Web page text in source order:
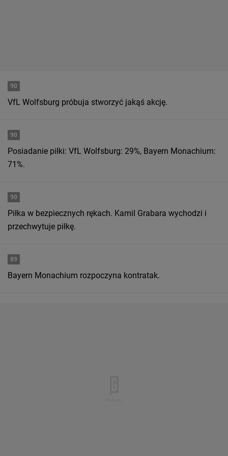
90
VfL Wolfsburg próbuja stworzyć jakąś akcję.
90
Posiadanie piłki: VfL Wolfsburg: 29%, Bayern Monachium:
71%.
90
Piłka w bezpiecznych rękach. Kamil Grabara wychodzi i
przechwytuje piłkę.
89
Bayern Monachium rozpoczyna kontratak.